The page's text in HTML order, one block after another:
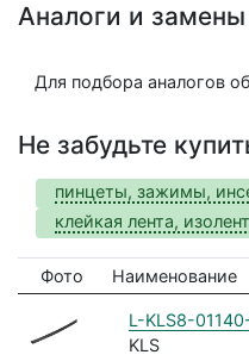
Аналоги и
Для подбора аналогов
Не забудьте
пинцеты, зажимы,
клейкая лента,
Фото Наименование
L-KLS8-
KLS